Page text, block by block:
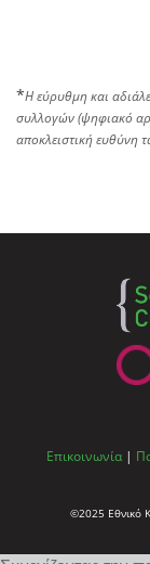
*Η εύρυθμη και
συλλογών (ψηφιακό
αποκλειστική ευθύνη
Επικοινωνία |
©2025 Εθνικό